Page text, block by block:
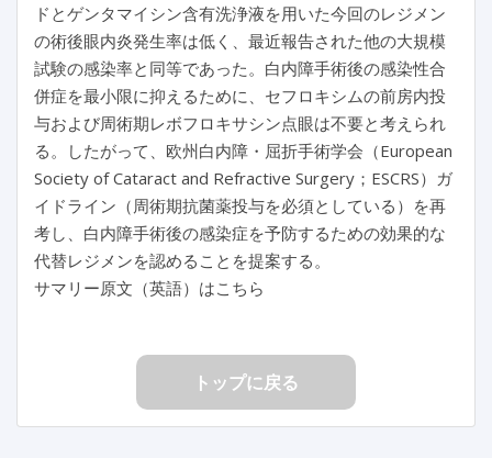
ドとゲンタマイシン含有洗浄液を用いた今回のレジメン
の術後眼内炎発生率は低く、最近報告された他の大規模
試験の感染率と同等であった。白内障手術後の感染性合
併症を最小限に抑えるために、セフロキシムの前房内投
与および周術期レボフロキサシン点眼は不要と考えられ
る。したがって、欧州白内障・屈折手術学会（European
Society of Cataract and Refractive Surgery；ESCRS）ガ
イドライン（周術期抗菌薬投与を必須としている）を再
考し、白内障手術後の感染症を予防するための効果的な
代替レジメンを認めることを提案する。
サマリー原文（英語）はこちら
トップに戻る